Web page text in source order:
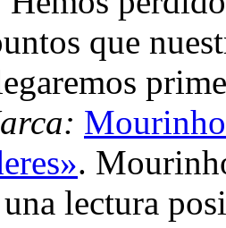
que
.
lectura